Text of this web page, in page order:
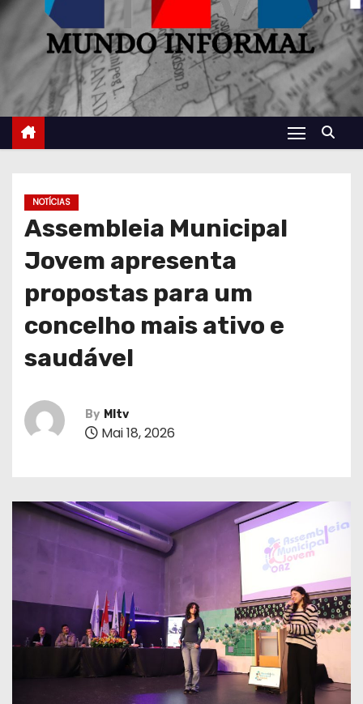
NOTÍCIAS
Assembleia Municipal
Jovem apresenta
propostas para um
concelho mais ativo e
saudável
By MItv
Mai 18, 2026